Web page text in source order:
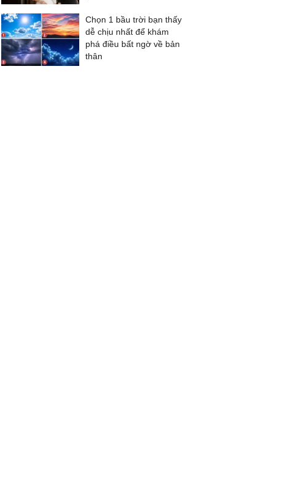
Chọn 1 bầu trời bạn thấy
dễ chịu nhất để khám
phá điều bất ngờ về bản
thân